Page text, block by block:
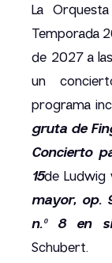
La
Temporada
de 2027 a
un
programa
gruta de
Concierto
15de Ludwig
mayor, op.
n.º 8 en si
Schubert.